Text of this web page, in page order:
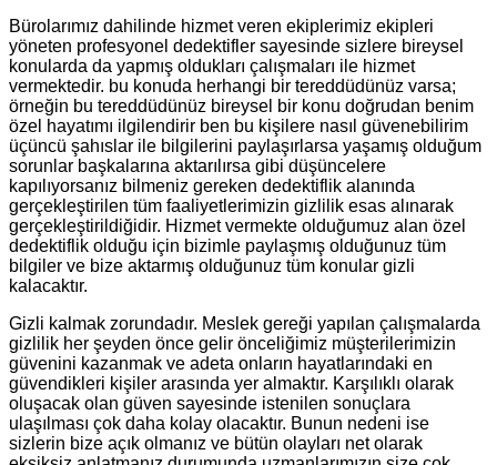
Bürolarımız dahilinde hizmet veren ekiplerimiz ekipleri
yöneten profesyonel dedektifler sayesinde sizlere bireysel
konularda da yapmış oldukları çalışmaları ile hizmet
vermektedir. bu konuda herhangi bir tereddüdünüz varsa;
örneğin bu tereddüdünüz bireysel bir konu doğrudan benim
özel hayatımı ilgilendirir ben bu kişilere nasıl güvenebilirim
üçüncü şahıslar ile bilgilerini paylaşırlarsa yaşamış olduğum
sorunlar başkalarına aktarılırsa gibi düşüncelere
kapılıyorsanız bilmeniz gereken dedektiflik alanında
gerçekleştirilen tüm faaliyetlerimizin gizlilik esas alınarak
gerçekleştirildiğidir. Hizmet vermekte olduğumuz alan özel
dedektiflik olduğu için bizimle paylaşmış olduğunuz tüm
bilgiler ve bize aktarmış olduğunuz tüm konular gizli
kalacaktır.
Gizli kalmak zorundadır. Meslek gereği yapılan çalışmalarda
gizlilik her şeyden önce gelir önceliğimiz müşterilerimizin
güvenini kazanmak ve adeta onların hayatlarındaki en
güvendikleri kişiler arasında yer almaktır. Karşılıklı olarak
oluşacak olan güven sayesinde istenilen sonuçlara
ulaşılması çok daha kolay olacaktır. Bunun nedeni ise
sizlerin bize açık olmanız ve bütün olayları net olarak